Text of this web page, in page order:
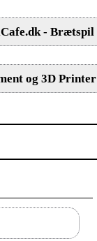
- Brætspil
og 3D Printer